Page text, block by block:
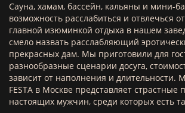
Сауна, хамам, бассейн, кальяны и мини-
возможность расслабиться и отвлечься
главной изюминкой отдыха в нашем
смело назвать расслабляющий
прекрасных дам. Мы приготовили для
разнообразные сценарии досуга,
зависит от наполнения и длительности.
FESTA в Москве представляет страстные
настоящих мужчин, среди которых есть